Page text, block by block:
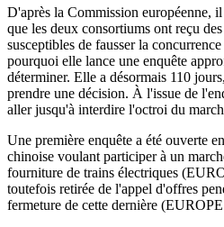
D'après la Commission européenne,
que les deux consortiums ont reçu
susceptibles de fausser la
pourquoi elle lance une enquête
déterminer. Elle a désormais 110
prendre une décision. À l'issue de
aller jusqu'à interdire l'octroi du
Une première enquête a été ouverte
chinoise voulant participer à un
fourniture de trains électriques
toutefois retirée de l'appel d'offres
fermeture de cette dernière (EUROPE